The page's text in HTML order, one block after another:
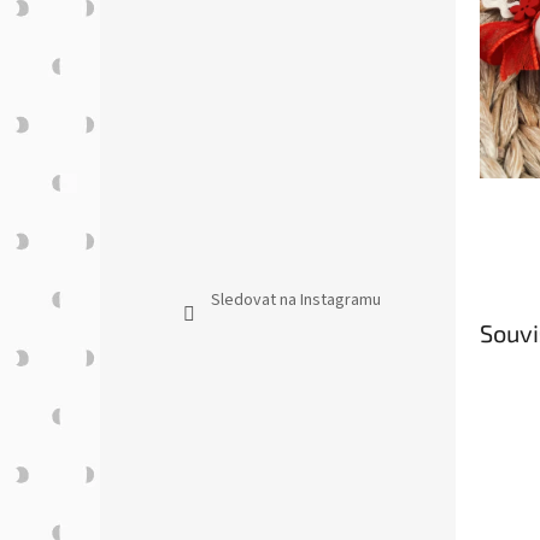
Sledovat na Instagramu